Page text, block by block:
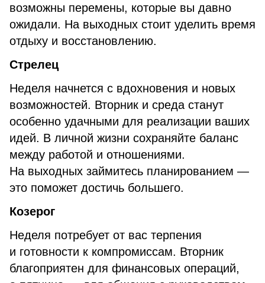
возможны перемены, которые вы давно
ожидали. На выходных стоит уделить время
отдыху и восстановлению.
Стрелец
Неделя начнется с вдохновения и новых
возможностей. Вторник и среда станут
особенно удачными для реализации ваших
идей. В личной жизни сохраняйте баланс
между работой и отношениями.
На выходных займитесь планированием —
это поможет достичь большего.
Козерог
Неделя потребует от вас терпения
и готовности к компромиссам. Вторник
благоприятен для финансовых операций,